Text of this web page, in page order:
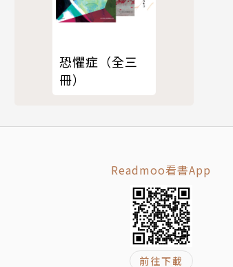
恐懼症（全三
冊）
Readmoo看書App
前往下載